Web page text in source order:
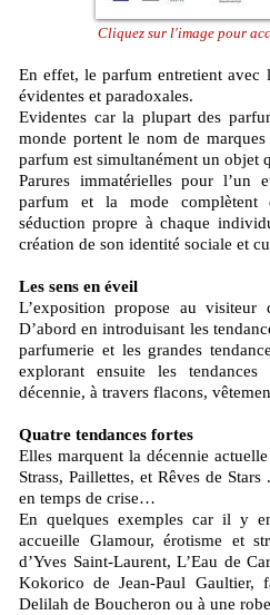
Cliquez sur l'image pour
En effet, le parfum entretient avec la mode des relations à la fois
évidentes et paradoxales.
Evidentes car la plupart des
monde portent le nom de
parfum est simultanément un objet
Parures immatérielles pour l’un
parfum et la mode complètent
séduction propre à chaque
création de son identité sociale et
Les sens en éveil
L’exposition propose au visiteur
D’abord en introduisant les
parfumerie et les grandes
explorant ensuite les
décennie, à travers flacons,
Quatre tendances fortes
Elles marquent la décennie
Strass, Paillettes, et Rêves de
en temps de crise…
En quelques exemples car il y
accueille Glamour, érotisme et
d’Yves Saint-Laurent, L’Eau de
Kokorico de Jean-Paul Gaultier,
Delilah de Boucheron ou à une